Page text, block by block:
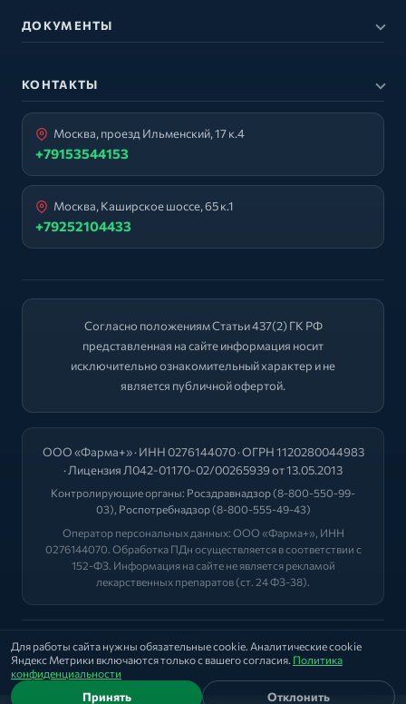
Для работы сайта нужны обязательные cookie. Аналитические cookie
Яндекс Метрики включаются только с вашего согласия. Политика
конфиденциальности
Принять Отклонить
ДОКУМЕНТЫ
КОНТАКТЫ
Москва, проезд Ильменский, 17 к.4
+79153544153
Москва, Каширское шоссе, 65 к.1
+79252104433
Согласно положениям Статьи 437(2) ГК РФ
представленная на сайте информация носит
исключительно ознакомительный характер и не
является публичной офертой.
ООО «Фарма+» · ИНН 0276144070 · ОГРН 1120280044983
· Лицензия Л042-01170-02/00265939 от 13.05.2013
Контролирующие органы: Росздравнадзор(8-800-550-99-
03), Роспотребнадзор(8-800-555-49-43)
Оператор персональных данных: ООО «Фарма+», ИНН
0276144070. Обработка ПДн осуществляется в соответствии с
152-ФЗ. Информация на сайте не является рекламой
лекарственных препаратов (ст. 24 ФЗ-38).
2026 © "ФАРМА+"
Политика | Оферта | Лицензии